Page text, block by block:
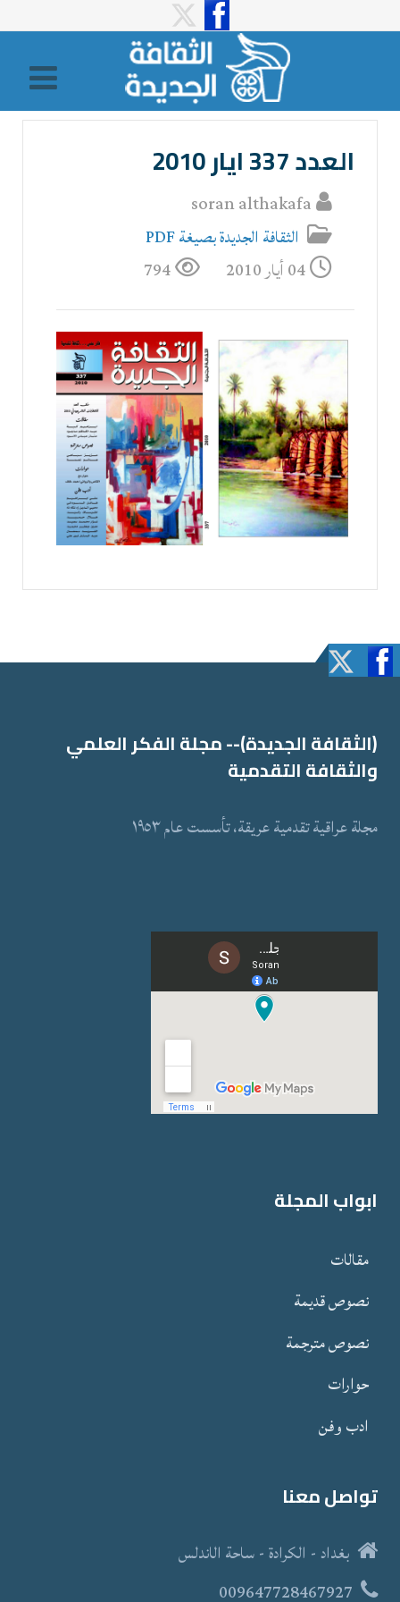
العدد 337 ايار 2010
soran althakafa
الثقافة الجدیدة بصیغة PDF
04 أيار 2010
794
(الثقافة الجدیدة)-- مجلة الفكر العلمي
والثقافة التقدمیة
مجلة عراقیة تقدمیة عریقة، تأسست عام ١٩٥٣
ابواب المجلة
مقالات
نصوص قدیمة
نصوص مترجمة
حوارات
ادب وفن
تواصل معنا
بغداد - الكرادة - ساحة الاندلس
009647728467927